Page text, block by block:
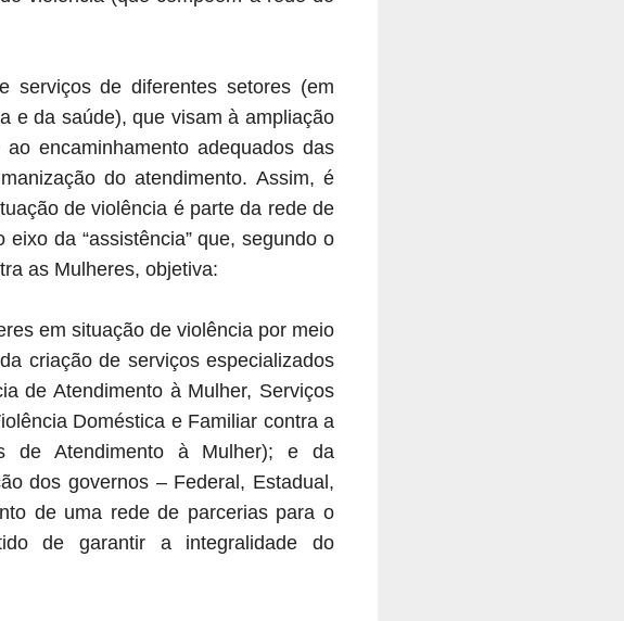
serviços de diferentes setores (em
e da saúde), que visam à ampliação
encaminhamento adequados das
do atendimento. Assim, é
de violência é parte da rede de
da “assistência” que, segundo o
as Mulheres, objetiva:
em situação de violência por meio
criação de serviços especializados
de Atendimento à Mulher, Serviços
Doméstica e Familiar contra a
de Atendimento à Mulher); e da
dos governos – Federal, Estadual,
de uma rede de parcerias para o
de garantir a integralidade do